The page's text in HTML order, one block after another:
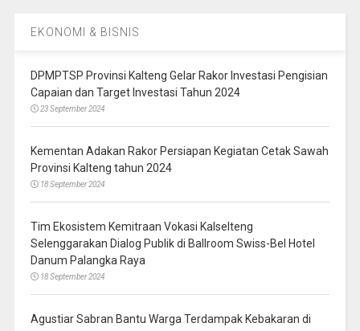
EKONOMI & BISNIS
DPMPTSP Provinsi Kalteng Gelar Rakor Investasi Pengisian
Capaian dan Target Investasi Tahun 2024
23 September 2024
Kementan Adakan Rakor Persiapan Kegiatan Cetak Sawah
Provinsi Kalteng tahun 2024
18 September 2024
Tim Ekosistem Kemitraan Vokasi Kalselteng
Selenggarakan Dialog Publik di Ballroom Swiss-Bel Hotel
Danum Palangka Raya
18 September 2024
Agustiar Sabran Bantu Warga Terdampak Kebakaran di